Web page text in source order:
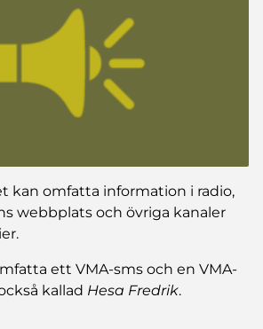
kan omfatta information i radio,
webbplats och övriga kanaler
ett VMA-sms och en VMA-
kallad Hesa Fredrik.